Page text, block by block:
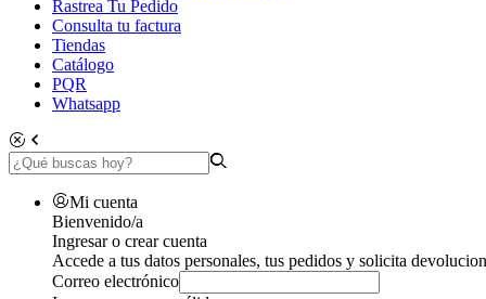
Rastrea Tu Pedido
Consulta tu factura
Tiendas
Catálogo
PQR
Whatsapp
Mi cuenta
Bienvenido/a
Ingresar o crear cuenta
Accede a tus datos personales, tus pedidos y solicita
Correo electrónico